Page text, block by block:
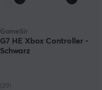
GameSir
G7 HE Xbox Controller -
Schwarz
(29)